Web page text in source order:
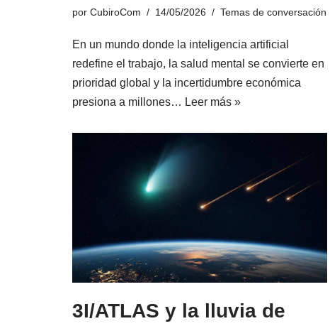
por CubiroCom 14/05/2026 Temas de conversación
En un mundo donde la inteligencia artificial
redefine el trabajo, la salud mental se convierte en
prioridad global y la incertidumbre económica
presiona a millones… Leer más »
3I/ATLAS y la lluvia de